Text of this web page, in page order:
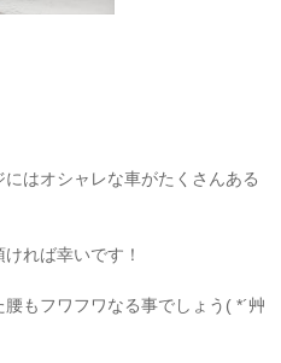
はオシャレな車がたくさんある
れば幸いです！
もフワフワなる事でしょう( *´艸